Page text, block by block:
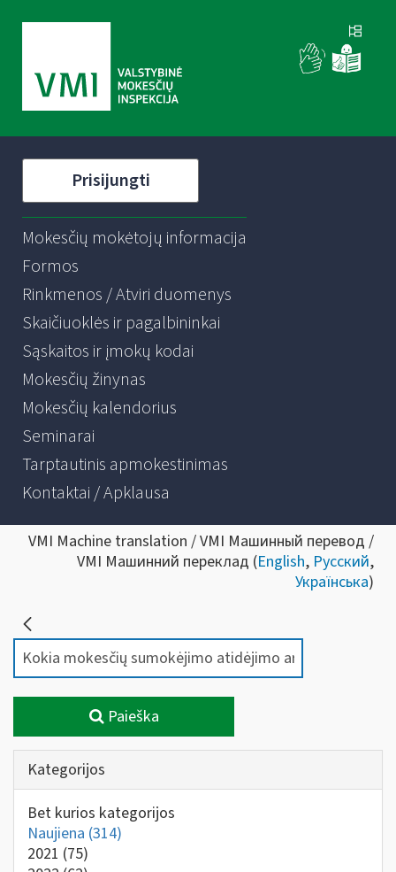
Prisijungti
Mokesčių mokėtojų informacija
Formos
Rinkmenos / Atviri duomenys
Skaičiuoklės ir pagalbininkai
Sąskaitos ir įmokų kodai
Mokesčių žinynas
Mokesčių kalendorius
Seminarai
Tarptautinis apmokestinimas
Kontaktai / Apklausa
VMI Machine translation / VMI Машинный перевод /
VMI Машинний переклад (English, Русский,
Українська)
Paieška
Kategorijos
Bet kurios kategorijos
Naujiena (314)
2021 (75)